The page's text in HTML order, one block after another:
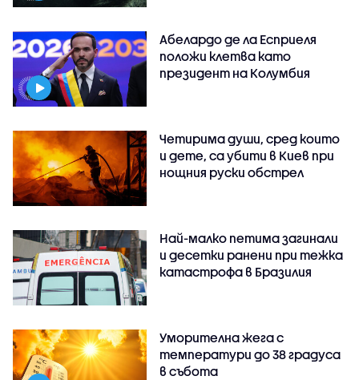
Абелардо де ла Есприеля
положи клетва като
президент на Колумбия
Четирима души, сред които
и дете, са убити в Киев при
нощния руски обстрел
Най-малко петима загинали
и десетки ранени при тежка
катастрофа в Бразилия
Уморителна жега с
температури до 38 градуса
в събота